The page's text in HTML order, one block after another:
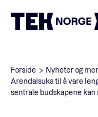
Om oss
Medlemskap
Forside Nyheter og
Arendalsuka til å vare
sentrale budskapene kan